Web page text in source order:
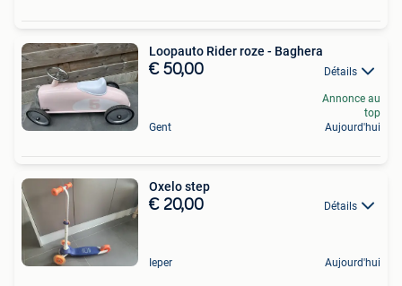
Loopauto Rider roze - Baghera
€ 50,00 Détails
Gent
Annonce au
top
Aujourd'hui
Oxelo step
€ 20,00 Détails
Ieper Aujourd'hui